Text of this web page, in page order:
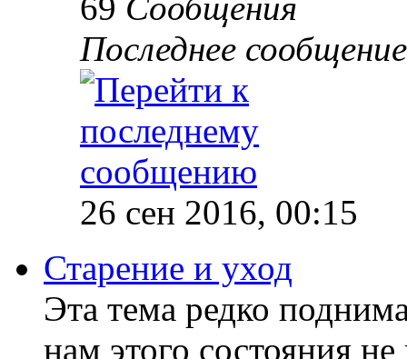
Последнее сообщение
26 сен 2016, 00:15
Старение и уход
Эта тема редко
нам этого состояния